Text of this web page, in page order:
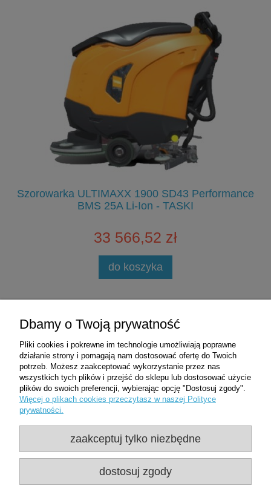
Szorowarka ULTIMAXX 1900 SD43 Performance
BMS 25A Li-Ion - TASKI
33 566,52 zł
do koszyka
Zakupy
Pomoc
Moje konto
Użytkowanie sklepu oznacza zgodę na
wykorzystywanie plików cookies. Szczegółowe
informacje wPolityce prywatności
Dbamy o Twoją prywatność
Pliki cookies i pokrewne im technologie umożliwiają poprawne
działanie strony i pomagają nam dostosować ofertę do Twoich
potrzeb. Możesz zaakceptować wykorzystanie przez nas
wszystkich tych plików i przejść do sklepu lub dostosować użycie
plików do swoich preferencji, wybierając opcję "Dostosuj zgody".
Więcej o plikach cookies przeczytasz w naszej Polityce
prywatności.
zaakceptuj tylko niezbędne
dostosuj zgody